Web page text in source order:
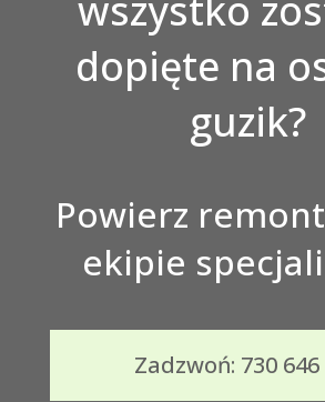
dopięte na
guzik?
Powierz
ekipie
Zadzwoń: 730 646